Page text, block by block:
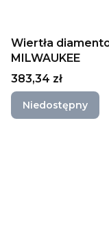
Wiertła
MILWAUKEE
Cena
383,34 zł
Niedostępny